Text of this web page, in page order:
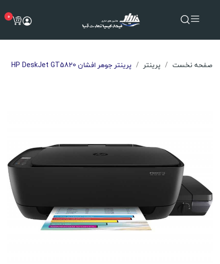
0
صفحه نخست پرینتر پرینتر جوهر افشان HP DeskJet GT5820